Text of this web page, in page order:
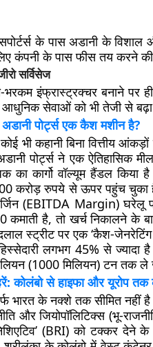
के पास अडानी के
कंपनी के पास फीस तय करने
सर्विसेज
भरकम इंफ्रास्ट्रक्चर बनाने पर
आधुनिक सेवाओं को भी तेजी से बढ़ा
अडानी पोर्ट्स एक कैश मशीन है?
भी कहानी बिना वित्तीय
पोर्ट्स ने एक ऐतिहासिक
कार्गो वॉल्यूम हैंडल किया
करोड़ रुपये से ऊपर पहुंच चुका
(EBITDA Margin)
कमाती है, तो खर्च निकालने के
स्ट्रीट पर एक ‘कैश-
लगभग 45% से
(1000 मिलियन) टन तक ले
कोलंबो से हाइफा और यूरोप
भारत के नक्शे तक सीमित नहीं
और जियोपॉलिटिक्स (भू-
(BRI) को टक्कर देने के